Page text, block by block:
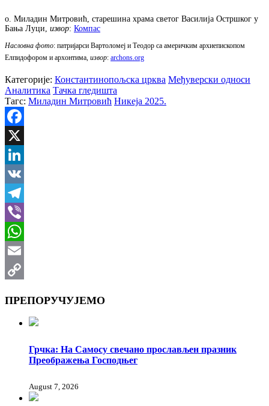
о. Миладин Митровић, старешина храма светог Василија Остршког у
Бања Луци, извор: Компас
Насловна фото: патријарси Вартоломеј и Теодор са америчким архиепископом
Елпидофором и архонтима, извор: archons.org
Категорије: Константинопољска црква Међуверски односи
Аналитика Тачка гледишта
Тагс: Миладин Митровић Никеја 2025.
Facebook
X
LinkedIn
VK
Telegram
Viber
WhatsApp
Email
ПРЕПОРУЧУЈЕМО
Грчка: На Самосу свечано прослављен празник
Преображења Господњег
August 7, 2026